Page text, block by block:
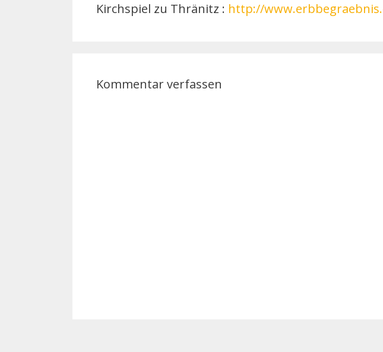
Kirchspiel zu Thränitz : http://
Kommentar verfassen